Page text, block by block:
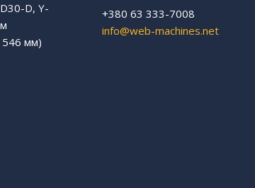
D, Y-
546 мм)
+380 63 333-7008
info@web-machines.net